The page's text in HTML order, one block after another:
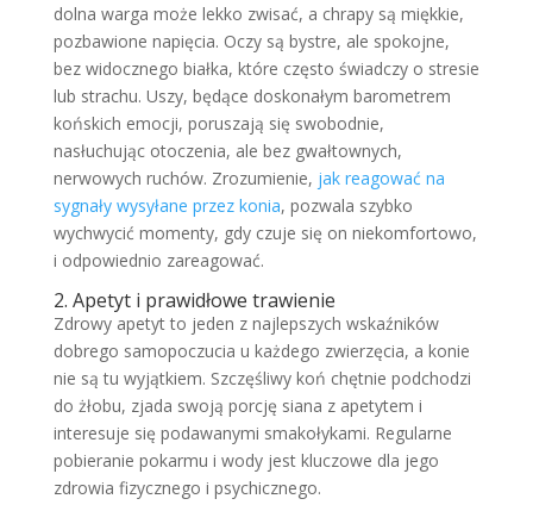
dolna warga może lekko zwisać, a chrapy są miękkie,
pozbawione napięcia. Oczy są bystre, ale spokojne,
bez widocznego białka, które często świadczy o stresie
lub strachu. Uszy, będące doskonałym barometrem
końskich emocji, poruszają się swobodnie,
nasłuchując otoczenia, ale bez gwałtownych,
nerwowych ruchów. Zrozumienie, jak reagować na
sygnały wysyłane przez konia, pozwala szybko
wychwycić momenty, gdy czuje się on niekomfortowo,
i odpowiednio zareagować.
2. Apetyt i prawidłowe trawienie
Zdrowy apetyt to jeden z najlepszych wskaźników
dobrego samopoczucia u każdego zwierzęcia, a konie
nie są tu wyjątkiem. Szczęśliwy koń chętnie podchodzi
do żłobu, zjada swoją porcję siana z apetytem i
interesuje się podawanymi smakołykami. Regularne
pobieranie pokarmu i wody jest kluczowe dla jego
zdrowia fizycznego i psychicznego.